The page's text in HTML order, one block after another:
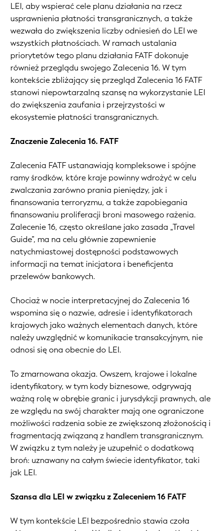
LEI, aby wspierać cele planu działania na rzecz
usprawnienia płatności transgranicznych, a także
wezwała do zwiększenia liczby odniesień do LEI we
wszystkich płatnościach. W ramach ustalania
priorytetów tego planu działania FATF dokonuje
również przeglądu swojego Zalecenia 16. W tym
kontekście zbliżający się przegląd Zalecenia 16 FATF
stanowi niepowtarzalną szansę na wykorzystanie LEI
do zwiększenia zaufania i przejrzystości w
ekosystemie płatności transgranicznych.
Znaczenie Zalecenia 16. FATF
Zalecenia FATF ustanawiają kompleksowe i spójne
ramy środków, które kraje powinny wdrożyć w celu
zwalczania zarówno prania pieniędzy, jak i
finansowania terroryzmu, a także zapobiegania
finansowaniu proliferacji broni masowego rażenia.
Zalecenie 16, często określane jako zasada „Travel
Guide”, ma na celu głównie zapewnienie
natychmiastowej dostępności podstawowych
informacji na temat inicjatora i beneficjenta
przelewów bankowych.
Chociaż w nocie interpretacyjnej do Zalecenia 16
wspomina się o nazwie, adresie i identyfikatorach
krajowych jako ważnych elementach danych, które
należy uwzględnić w komunikacie transakcyjnym, nie
odnosi się ona obecnie do LEI.
To zmarnowana okazja. Owszem, krajowe i lokalne
identyfikatory, w tym kody biznesowe, odgrywają
ważną rolę w obrębie granic i jurysdykcji prawnych, ale
ze względu na swój charakter mają one ograniczone
możliwości radzenia sobie ze zwiększoną złożonością i
fragmentacją związaną z handlem transgranicznym.
W związku z tym należy je uzupełnić o dodatkową
broń: uznawany na całym świecie identyfikator, taki
jak LEI.
Szansa dla LEI w związku z Zaleceniem 16 FATF
W tym kontekście LEI bezpośrednio stawia czoła